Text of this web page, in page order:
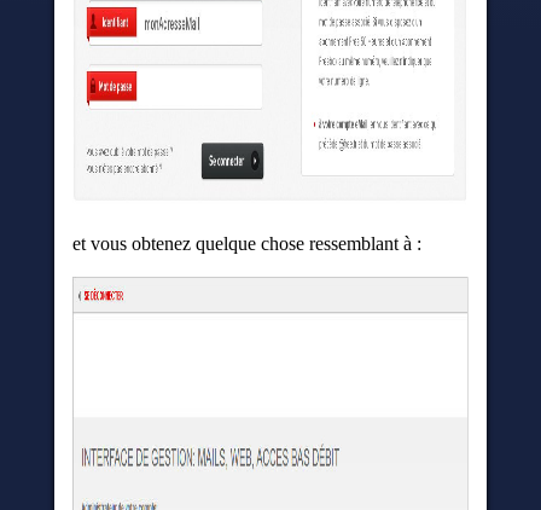
et vous obtenez quelque chose ressemblant à :